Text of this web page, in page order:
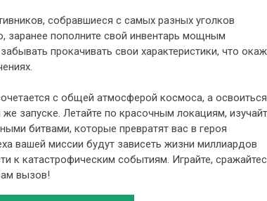
собравшиеся с самых разных уголков
заранее пополните свой инвентарь мощным
прокачивать свои характеристики, что
с общей атмосферой космоса, а
запуске. Летайте по красочным локациям,
битвами, которые превратят вас в героя
вашей миссии будут зависеть жизни миллиардов
к катастрофическим событиям. Играйте,
вызов!